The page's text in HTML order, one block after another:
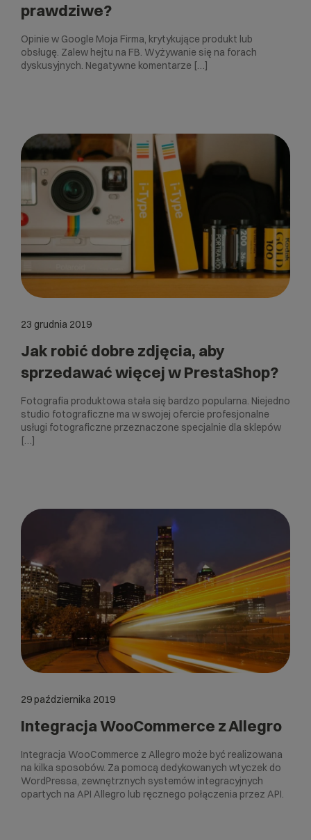
prawdziwe?
Opinie w Google Moja Firma, krytykujące produkt lub
obsługę. Zalew hejtu na FB. Wyżywanie się na forach
dyskusyjnych. Negatywne komentarze […]
23 grudnia 2019
Jak robić dobre zdjęcia, aby
sprzedawać więcej w PrestaShop?
Fotografia produktowa stała się bardzo popularna. Niejedno
studio fotograficzne ma w swojej ofercie profesjonalne
usługi fotograficzne przeznaczone specjalnie dla sklepów
[…]
29 października 2019
Integracja WooCommerce z Allegro
Integracja WooCommerce z Allegro może być realizowana
na kilka sposobów. Za pomocą dedykowanych wtyczek do
WordPressa, zewnętrznych systemów integracyjnych
opartych na API Allegro lub ręcznego połączenia przez API.